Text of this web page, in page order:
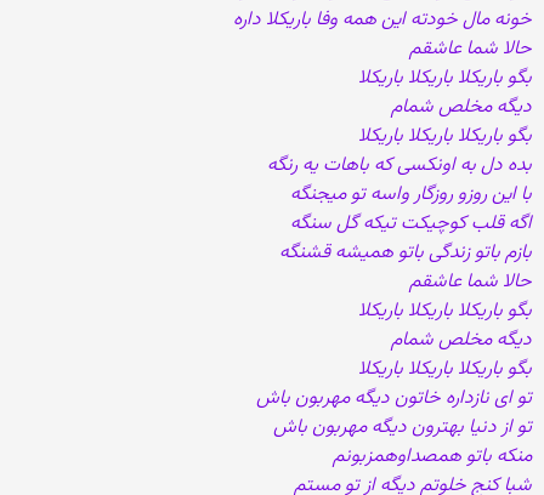
خونه مال خودته این همه وفا باریکلا داره
حالا شما عاشقم
بگو باریکلا باریکلا باریکلا
دیگه مخلص شمام
بگو باریکلا باریکلا باریکلا
بده دل به اونکسی که باهات یه رنگه
با این روزو روزگار واسه تو میجنگه
اگه قلب کوچیکت تیکه گل سنگه
بازم باتو زندگی باتو همیشه قشنگه
حالا شما عاشقم
بگو باریکلا باریکلا باریکلا
دیگه مخلص شمام
بگو باریکلا باریکلا باریکلا
تو ای نازداره خاتون دیگه مهربون باش
تو از دنیا بهترون دیگه مهربون باش
منکه باتو همصداوهمزبونم
شبا کنج خلوتم دیگه از تو مستم